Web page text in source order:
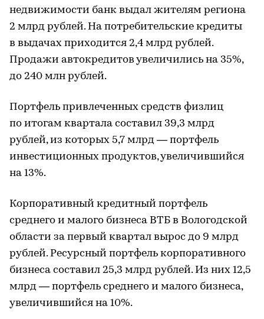
недвижимости банк выдал жителям региона
2 млрд рублей. На потребительские кредиты
в выдачах приходится 2,4 млрд рублей.
Продажи автокредитов увеличились на 35%,
до 240 млн рублей.
Портфель привлеченных средств физлиц
по итогам квартала составил 39,3 млрд
рублей, из которых 5,7 млрд — портфель
инвестиционных продуктов, увеличившийся
на 13%.
Корпоративный кредитный портфель
среднего и малого бизнеса ВТБ в Вологодской
области за первый квартал вырос до 9 млрд
рублей. Ресурсный портфель корпоративного
бизнеса составил 25,3 млрд рублей. Из них 12,5
млрд — портфель среднего и малого бизнеса,
увеличившийся на 10%.